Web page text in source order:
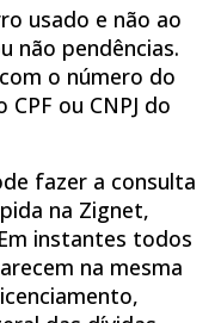
usado e não ao
não pendências.
o número do
ou CNPJ do
fazer a consulta
na Zignet,
instantes todos
na mesma